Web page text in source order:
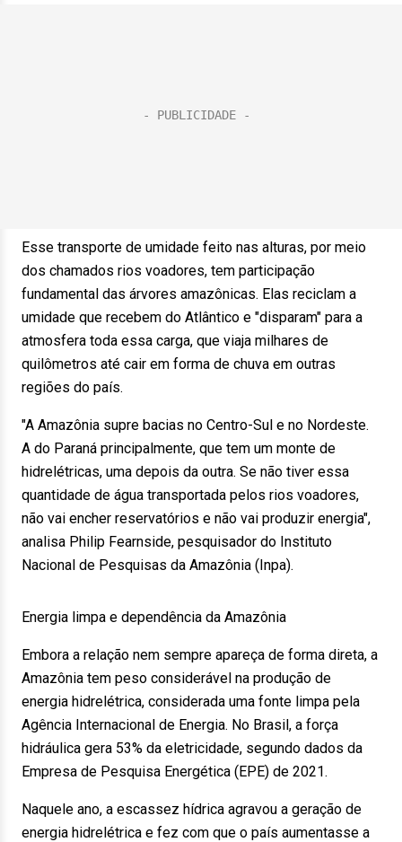
Esse transporte de umidade feito nas alturas, por meio
dos chamados rios voadores, tem participação
fundamental das árvores amazônicas. Elas reciclam a
umidade que recebem do Atlântico e "disparam" para a
atmosfera toda essa carga, que viaja milhares de
quilômetros até cair em forma de chuva em outras
regiões do país.
"A Amazônia supre bacias no Centro-Sul e no Nordeste.
A do Paraná principalmente, que tem um monte de
hidrelétricas, uma depois da outra. Se não tiver essa
quantidade de água transportada pelos rios voadores,
não vai encher reservatórios e não vai produzir energia",
analisa Philip Fearnside, pesquisador do Instituto
Nacional de Pesquisas da Amazônia (Inpa).
Energia limpa e dependência da Amazônia
Embora a relação nem sempre apareça de forma direta, a
Amazônia tem peso considerável na produção de
energia hidrelétrica, considerada uma fonte limpa pela
Agência Internacional de Energia. No Brasil, a força
hidráulica gera 53% da eletricidade, segundo dados da
Empresa de Pesquisa Energética (EPE) de 2021.
Naquele ano, a escassez hídrica agravou a geração de
energia hidrelétrica e fez com que o país aumentasse a